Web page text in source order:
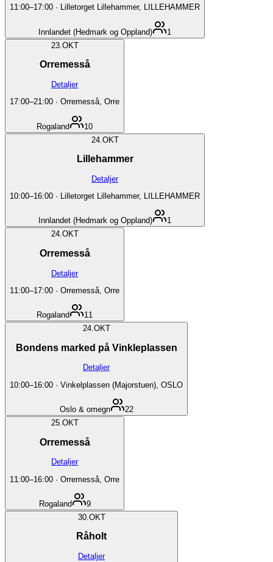
11:00–17:00 · Lilletorget Lillehammer, LILLEHAMMER
Innlandet (Hedmark og Oppland)
1
23. OKT
Orremesså
Detaljer
17:00–21:00 · Orremesså, Orre
Rogaland
10
24. OKT
Lillehammer
Detaljer
10:00–16:00 · Lilletorget Lillehammer, LILLEHAMMER
Innlandet (Hedmark og Oppland)
1
24.OKT
Orremesså
Detaljer
11:00–17:00 · Orremesså, Orre
Rogaland
11
24.OKT
Bondens marked på Vinkleplassen
Detaljer
10:00–16:00 · Vinkelplassen (Majorstuen), OSLO
Oslo & omegn
22
25.OKT
Orremesså
Detaljer
11:00–16:00 · Orremesså, Orre
Rogaland
9
30. OKT
Råholt
Detaljer